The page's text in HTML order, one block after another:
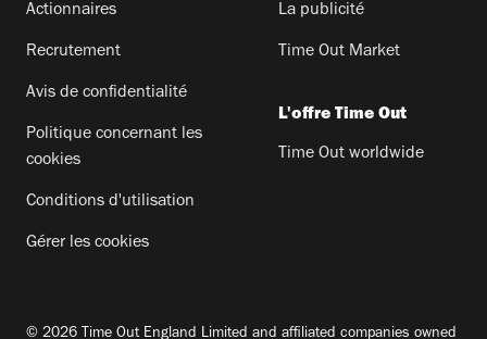
Actionnaires
Recrutement
Avis de confidentialité
Politique concernant les
cookies
Conditions d'utilisation
Gérer les cookies
La publicité
Time Out Market
L'offre Time Out
Time Out worldwide
© 2026 Time Out England Limited and affiliated companies owned